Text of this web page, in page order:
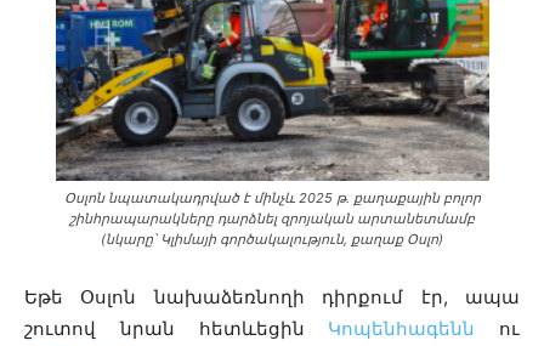
Օսլոն նպատակադրված է մինչև 2025 թ. քաղաքային բոլոր
շինհրապարակները դարձնել զրոյական արտանետմամբ
(նկարը՝ Կլիմայի գործակալություն, քաղաք Օսլո)
Եթե Օսլոն նախաձեռնողի դիրքում էր, ապա
շուտով նրան հետևեցին Կոպենհագենն ու